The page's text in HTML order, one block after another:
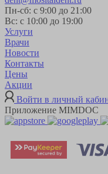
Пн-сб: с 9:00 до 21:00
Вс: с 10:00 до 19:00
Услуги
Врачи
Новости
Контакты
Цены
Акции
Войти в личный
Приложение MIMDOC